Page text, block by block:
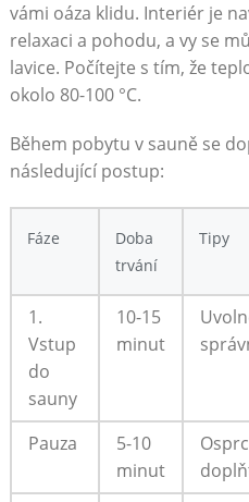
vámi oáza klidu. Interiér je
relaxaci a pohodu, a vy se
lavice. Počítejte s tím, že
okolo 80-100 °C.
Během pobytu v sauně se
následující postup:
Fáze
Doba
trvání
Tipy
1.
Vstup
do
sauny
10-15
minut
Pauza
5-10
minut